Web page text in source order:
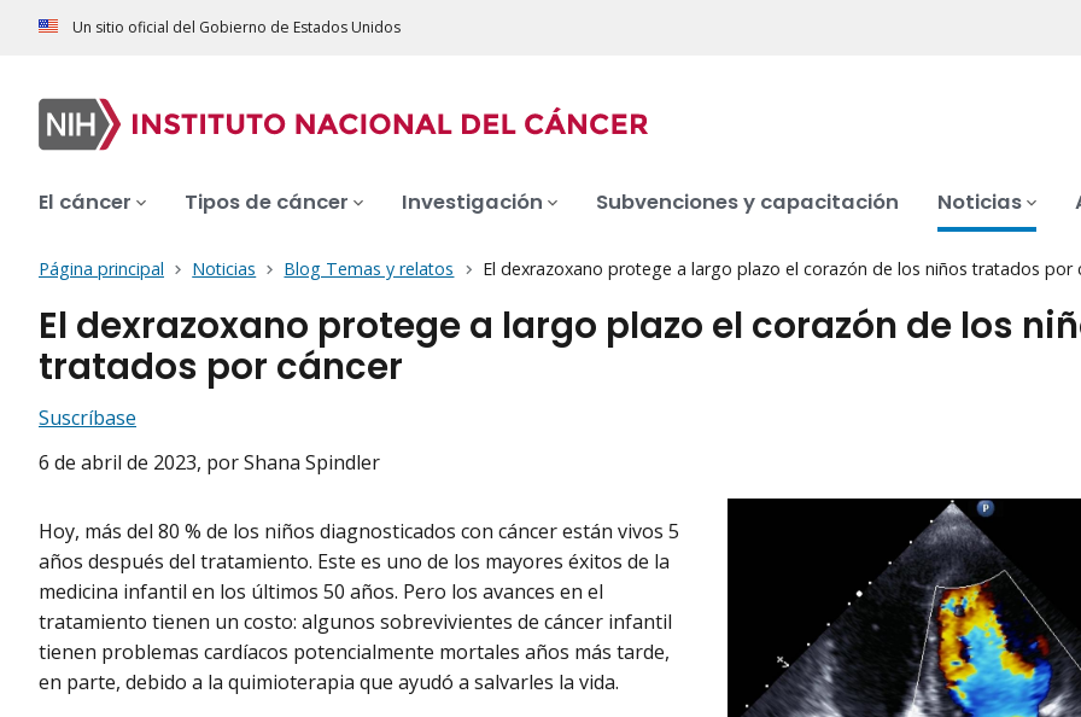
Un sitio oficial del Gobierno de Estados Unidos
El cáncer Tipos de cáncer Investigación Subvenciones y capacitación Noticias
Página principal Noticias Blog Temas y relatos El dexrazoxano protege a largo plazo el corazón de los niños tratados por
El dexrazoxano protege a largo plazo el corazón de los
tratados por cáncer
Suscríbase
6 de abril de 2023, por Shana Spindler
Hoy, más del 80 % de los niños diagnosticados con cáncer están vivos 5
años después del tratamiento. Este es uno de los mayores éxitos de la
medicina infantil en los últimos 50 años. Pero los avances en el
tratamiento tienen un costo: algunos sobrevivientes de cáncer infantil
tienen problemas cardíacos potencialmente mortales años más tarde,
en parte, debido a la quimioterapia que ayudó a salvarles la vida.